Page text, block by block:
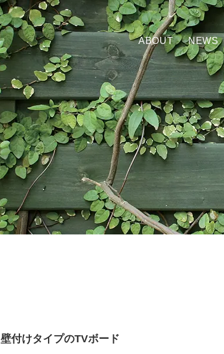
ABOUT NEWS
壁付けタイプのTVボード